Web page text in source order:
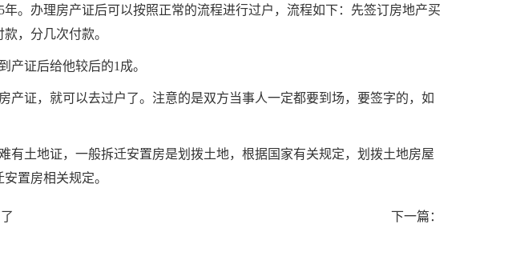
。办理房产证后可以按照正常的流程进行过户，流程如下：先签订房地产买
，分几次付款。
产证后给他较后的1成。
证，就可以去过户了。注意的是双方当事人一定都要到场，要签字的，如
土地证，一般拆迁安置房是划拨土地，根据国家有关规定，划拨土地房屋
置房相关规定。
下一篇：